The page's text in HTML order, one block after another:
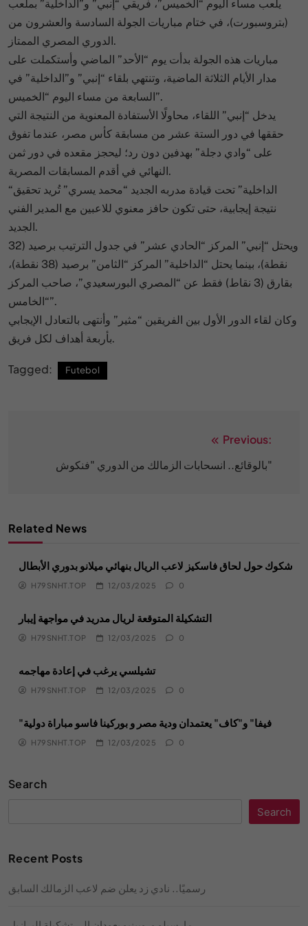
يلعب مساء اليوم “الخميس”، فريقي “إنبي” و”الداخلية” بملعب
(بتروسبورت)، في ختام مباريات الجولة السادسة والعشرون من
الدوري المصري الممتاز.
مباريات هذه الجولة بدأت يوم “الأحد” الماضي وأستكملت على
مدار الأيام الثلاثة الماضية، وتنتهي بلقاء “إنبي” و”الداخلية” في
السابعة من مساء اليوم “الخميس”.
يدخل “إنبي” اللقاء، محاولًا الأستفادة المعنوية من النتيجة التي
حققها في دور الستة عشر من مسابقة كأس مصر، عندما تفوق
على “وادي دجلة” بهدفين دون رد؛ ليحجز مقعده في دور ثمن
النهائي في أقدم المسابقات المصرية.
“الداخلية” تحت قيادة مدربه الجديد “محمد يسري” تُريد تحقيق
نتيجة إيجابية، حتى تكون حافز معنوي للاعبين مع المدير الفني
الجديد.
ويحتل “إنبي” المركز “الحادي عشر” في جدول الترتيب برصيد (32
نقطة)، بينما يحتل “الداخلية” المركز “الثامن” برصيد (38 نقطة)،
بقارق (3 نقاط) فقط عن “المصري البورسعيدي”، صاحب المركز
“الخامس”.
وكان لقاء الدور الأول بين الفريقين “مثير” وأنتهى بالتعادل الإيجابي
بأربعة أهداف لكل فريق.
Tagged: Futebol
navigation
Previous:
بالوقائع.. انسحابات الزمالك من الدوري "فنكوش"
Related News
شكوك حول لحاق فاسكيز لاعب الريال بنهائي ميلانو بدوري الأبطال
H79SNHT.TOP 12/03/2025 0
التشكيلة المتوقعة لريال مدريد في مواجهة إيبار
H79SNHT.TOP 12/03/2025 0
تشيلسي يرغب في إعادة مهاجمه
H79SNHT.TOP 12/03/2025 0
"فيفا" و"كاف" يعتمدان ودية مصر و بوركينا فاسو مباراة دولية
H79SNHT.TOP 12/03/2025 0
Search
Search
Recent Posts
رسميًا.. نادي زد يعلن ضم لاعب الزمالك السابق